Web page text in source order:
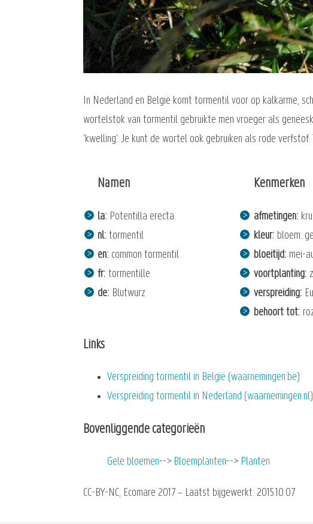
In Nederland en België komt tormentil voor op kalkarme,
wortelstok van tormentil gebruikte men vroeger als
'kwelling'. Je kunt de wortel ook gebruiken als rode
Namen
la Potentilla erecta
nl tormentil
en common tormentil
fr tormentille
de Blutwurz
Kenmerken
afmetingen
kleur bloem:
bloeitijd mei-
voortplanting
verspreiding
behoort tot
Links
Verspreiding tormentil in België (waarnemingen.be)
Verspreiding tormentil in Nederland (waarnemingen.nl)
Bovenliggende categorieën
Gele bloemen Bloemplanten Planten
CC-BY-NC, Ecomare 2017 – Laatst bijgewerkt: 2015.10.07